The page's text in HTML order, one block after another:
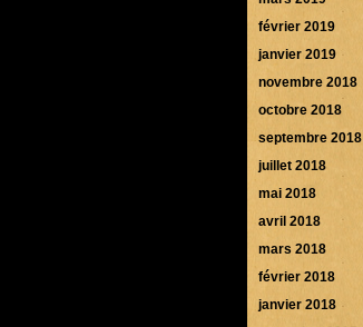
février 2019
janvier 2019
novembre 2018
octobre 2018
septembre 2018
juillet 2018
mai 2018
avril 2018
mars 2018
février 2018
janvier 2018